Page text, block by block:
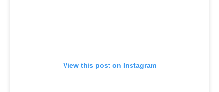
View this post on Instagram